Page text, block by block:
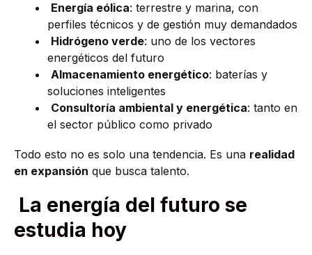
Energía eólica: terrestre y marina, con
perfiles técnicos y de gestión muy demandados
Hidrógeno verde: uno de los vectores
energéticos del futuro
Almacenamiento energético: baterías y
soluciones inteligentes
Consultoría ambiental y energética: tanto en
el sector público como privado
Todo esto no es solo una tendencia. Es una realidad
en expansión que busca talento.
La energía del futuro se
estudia hoy